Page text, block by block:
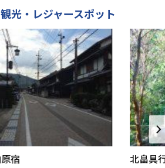
光・レジャースポット
宿 北畠具